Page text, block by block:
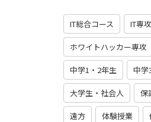
IT総合コース IT専攻
ホワイトハッカー専攻
中学1・2年生 中学
大学生・社会人 保
遠方 体験授業